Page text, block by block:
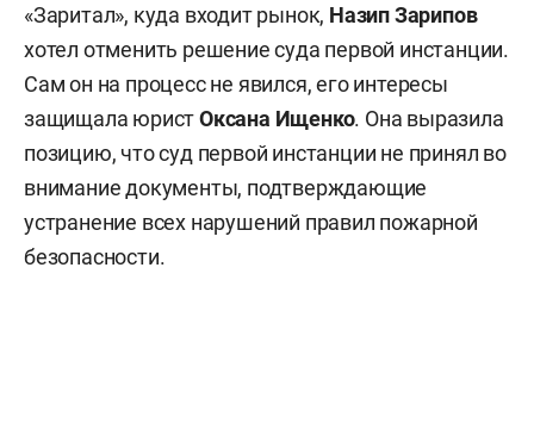
«Заритал», куда входит рынок, Назип Зарипов
хотел отменить решение суда первой инстанции.
Сам он на процесс не явился, его интересы
защищала юристОксана Ищенко. Она выразила
позицию, что суд первой инстанции не принял во
внимание документы, подтверждающие
устранение всех нарушений правил пожарной
безопасности.